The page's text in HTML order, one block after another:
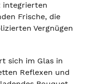
integrierten
Frische, die
Vergnügen
sich im Glas in
Reflexen und